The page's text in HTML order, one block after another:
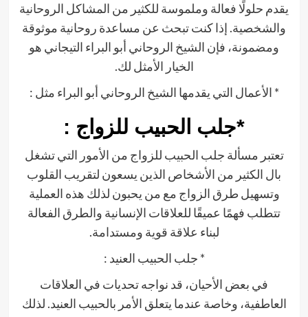
يقدم حلولًا فعالة وملموسة للكثير من المشاكل الروحانية
والشخصية. إذا كنت تبحث عن مساعدة روحانية موثوقة
ومضمونة، فإن الشيخ الروحاني أبو البراء التيجاني هو
الخيار الأمثل لك.
* الأعمال التي يقدمها الشيخ الروحاني أبو البراء مثل :
*جلب الحبيب للزواج :
تعتبر مسألة جلب الحبيب للزواج من الأمور التي تشغل
بال الكثير من الأشخاص الذين يسعون لتقريب القلوب
وتسهيل طرق الزواج مع من يحبون لذلك هذه العملية
تتطلب فهمًا عميقًا للعلاقات الإنسانية والطرق الفعالة
لبناء علاقة قوية ومستدامة.
* جلب الحبيب العنيد :
في بعض الأحيان، قد نواجه تحديات في العلاقات
العاطفية، وخاصة عندما يتعلق الأمر بالحبيب العنيد. لذلك